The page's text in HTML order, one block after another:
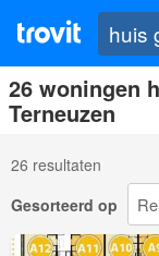
26 woningen
Terneuzen
26 resultaten
Gesorteerd op